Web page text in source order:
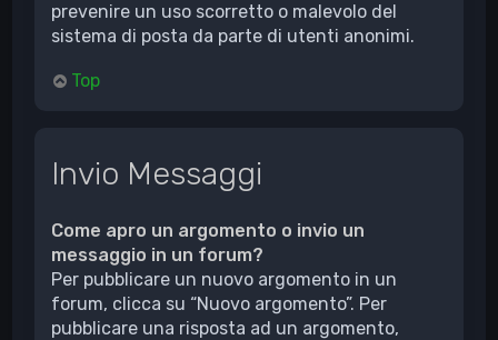
prevenire un uso scorretto o malevolo del
sistema di posta da parte di utenti anonimi.
Top
Invio Messaggi
Come apro un argomento o invio un
messaggio in un forum?
Per pubblicare un nuovo argomento in un
forum, clicca su “Nuovo argomento”. Per
pubblicare una risposta ad un argomento,